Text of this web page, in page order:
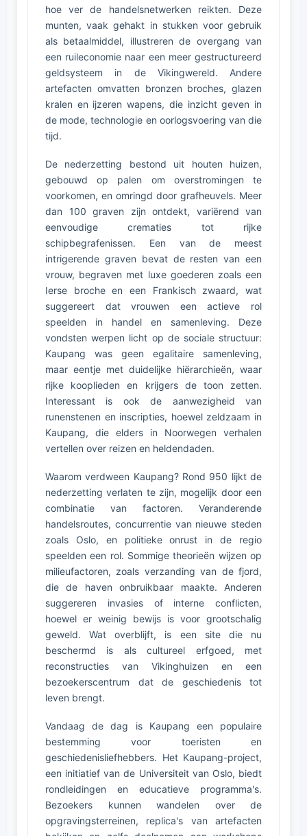
hoe ver de handelsnetwerken reikten. Deze
munten, vaak gehakt in stukken voor gebruik
als betaalmiddel, illustreren de overgang van
een ruileconomie naar een meer gestructureerd
geldsysteem in de Vikingwereld. Andere
artefacten omvatten bronzen broches, glazen
kralen en ijzeren wapens, die inzicht geven in
de mode, technologie en oorlogsvoering van die
tijd.
De nederzetting bestond uit houten huizen,
gebouwd op palen om overstromingen te
voorkomen, en omringd door grafheuvels. Meer
dan 100 graven zijn ontdekt, variërend van
eenvoudige crematies tot rijke
schipbegrafenissen. Een van de meest
intrigerende graven bevat de resten van een
vrouw, begraven met luxe goederen zoals een
Ierse broche en een Frankisch zwaard, wat
suggereert dat vrouwen een actieve rol
speelden in handel en samenleving. Deze
vondsten werpen licht op de sociale structuur:
Kaupang was geen egalitaire samenleving,
maar eentje met duidelijke hiërarchieën, waar
rijke kooplieden en krijgers de toon zetten.
Interessant is ook de aanwezigheid van
runenstenen en inscripties, hoewel zeldzaam in
Kaupang, die elders in Noorwegen verhalen
vertellen over reizen en heldendaden.
Waarom verdween Kaupang? Rond 950 lijkt de
nederzetting verlaten te zijn, mogelijk door een
combinatie van factoren. Veranderende
handelsroutes, concurrentie van nieuwe steden
zoals Oslo, en politieke onrust in de regio
speelden een rol. Sommige theorieën wijzen op
milieufactoren, zoals verzanding van de fjord,
die de haven onbruikbaar maakte. Anderen
suggereren invasies of interne conflicten,
hoewel er weinig bewijs is voor grootschalig
geweld. Wat overblijft, is een site die nu
beschermd is als cultureel erfgoed, met
reconstructies van Vikinghuizen en een
bezoekerscentrum dat de geschiedenis tot
leven brengt.
Vandaag de dag is Kaupang een populaire
bestemming voor toeristen en
geschiedenisliefhebbers. Het Kaupang-project,
een initiatief van de Universiteit van Oslo, biedt
rondleidingen en educatieve programma's.
Bezoekers kunnen wandelen over de
opgravingsterreinen, replica's van artefacten